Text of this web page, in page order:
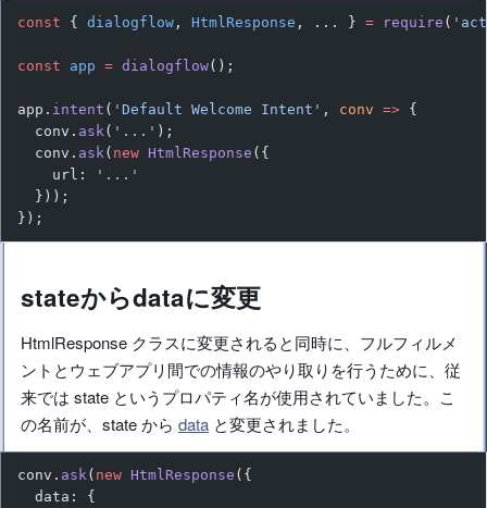
const { dialogflow , HtmlResponse , ... } = require (
const app = dialogflow();
app. intent ( 'Default Welcome Intent' , conv => {
  conv.
ask( '...' );
  conv.
ask( new HtmlResponse ({
    url:
'...'
  }));
});
stateからdataに変更
HtmlResponse クラスに変更されると同時に、フルフィルメ
ントとウェブアプリ間での情報のやり取りを行うために、従
来では state というプロパティ名が使用されていました。こ
の名前が、state から data と変更されました。
conv. ask ( new HtmlResponse ({
  data: {